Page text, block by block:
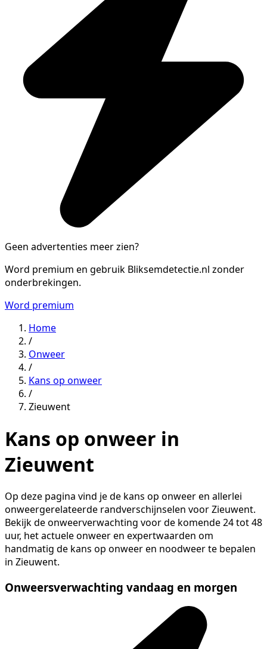
Geen advertenties meer zien?
Word premium en gebruik Bliksemdetectie.nl zonder
onderbrekingen.
Word premium
Home
/
Onweer
/
Kans op onweer
/
Zieuwent
Kans op onweer in
Zieuwent
Op deze pagina vind je de kans op onweer en allerlei
onweergerelateerde randverschijnselen voor Zieuwent.
Bekijk de onweerverwachting voor de komende 24 tot 48
uur, het actuele onweer en expertwaarden om
handmatig de kans op onweer en noodweer te bepalen
in Zieuwent.
Onweersverwachting vandaag en morgen